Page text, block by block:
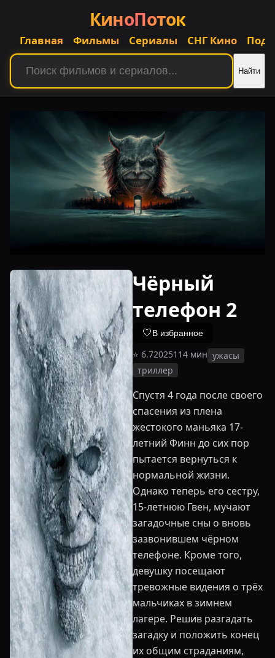
КиноПоток
Главная Фильмы Сериалы СНГ Кино
Найти
Чёрный
телефон 2
🤍В избранное
⭐ 6.72025114 мин ужасы
триллер
Спустя 4 года после своего
спасения из плена
жестокого маньяка 17-
летний Финн до сих пор
пытается вернуться к
нормальной жизни.
Однако теперь его сестру,
15-летнюю Гвен, мучают
загадочные сны о вновь
зазвонившем чёрном
телефоне. Кроме того,
девушку посещают
тревожные видения о трёх
мальчиках в зимнем
лагере. Решив разгадать
загадку и положить конец
их общим страданиям,